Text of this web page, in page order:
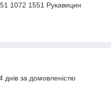
1072 1551 Рукавицин
за домовленістю